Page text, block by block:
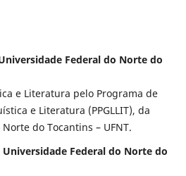
Federal do Norte do
e Literatura pelo Programa de
e Literatura (PPGLLIT), da
do Tocantins – UFNT.
Universidade Federal do Norte do